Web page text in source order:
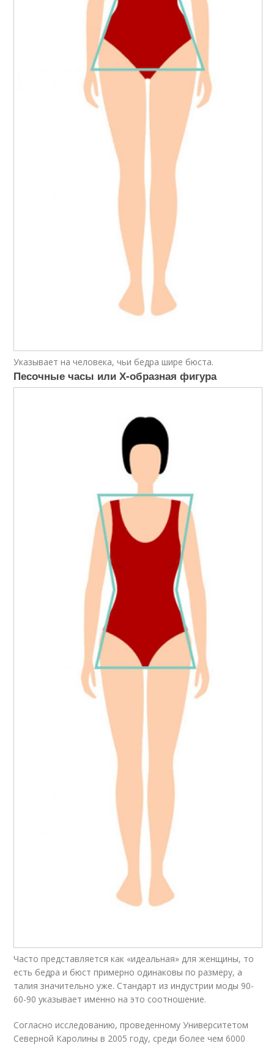
Указывает на человека, чьи бедра шире бюста.
Песочные часы или Х-образная фигура
Часто представляется как «идеальная» для женщины, то
есть бедра и бюст примерно одинаковы по размеру, а
талия значительно уже. Стандарт из индустрии моды 90-
60-90 указывает именно на это соотношение.
Согласно исследованию, проведенному Университетом
Северной Каролины в 2005 году, среди более чем 6000